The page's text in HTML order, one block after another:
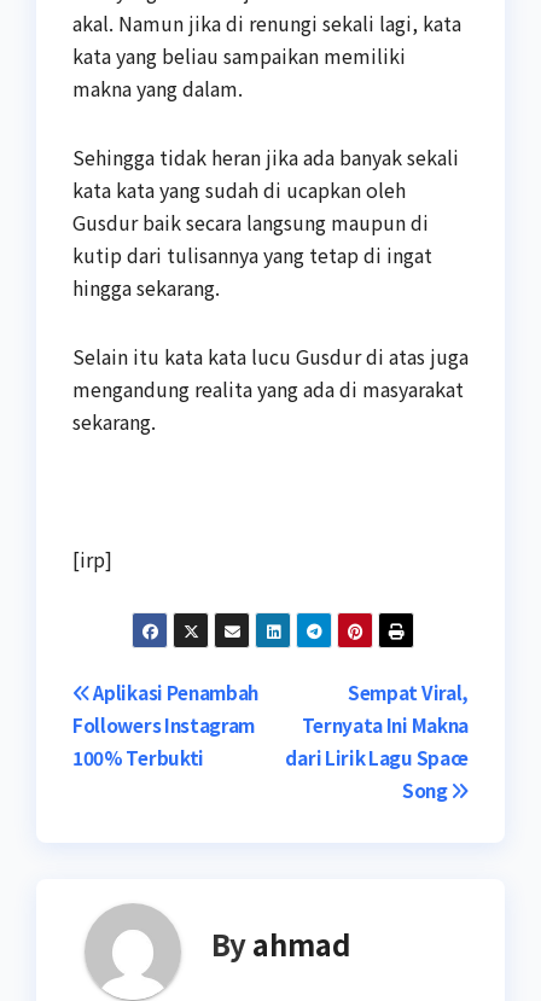
akal. Namun jika di renungi sekali lagi, kata
kata yang beliau sampaikan memiliki
makna yang dalam.
Sehingga tidak heran jika ada banyak sekali
kata kata yang sudah di ucapkan oleh
Gusdur baik secara langsung maupun di
kutip dari tulisannya yang tetap di ingat
hingga sekarang.
Selain itu kata kata lucu Gusdur di atas juga
mengandung realita yang ada di masyarakat
sekarang.
[irp]
Navigasi
pos
Sempat Viral,
Ternyata Ini Makna
dari Lirik Lagu Space
Song
Aplikasi Penambah
Followers Instagram
100% Terbukti
Byahmad